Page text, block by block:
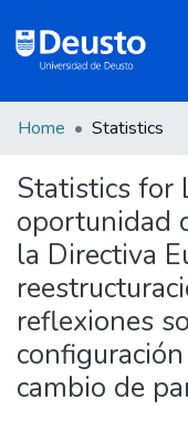
Communities
&
Collections
All of DSpace
Home Statistics
Statistics for
oportunidad
la Directiva
reflexiones
cambio de